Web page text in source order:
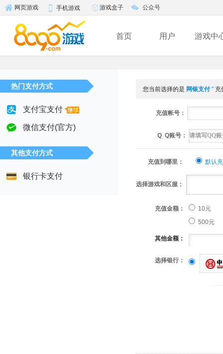
网页游戏 手机游戏 游戏盒子 公众号
首页 用户 游戏中
热门支付方式
支付宝支付
微信支付(官方)
其他支付方式
银行卡支付
您当前选择的是 网银支付" 充
充值帐号：
Q Q账号：
充值到哪里： 默认
选择游戏和区服：
充值金额：
其他金额：
10元
500元
选择银行：